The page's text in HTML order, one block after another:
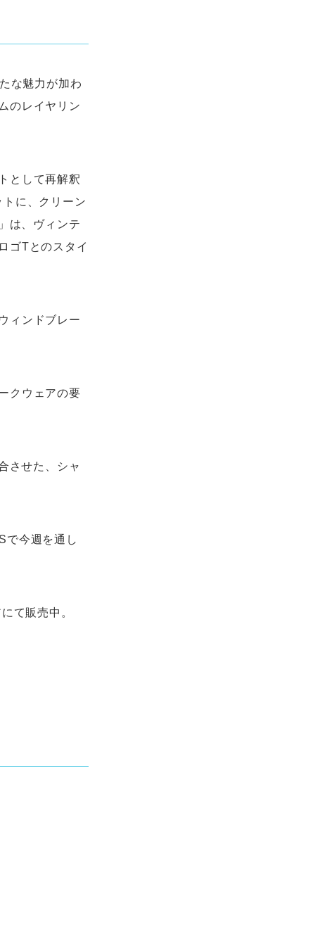
な魅力が加わ
のレイヤリン
として再解釈
に、クリーン
は、ヴィンテ
ゴTとのスタイ
ィンドブレー
クウェアの要
させた、シャ
で今週を通し
て販売中。